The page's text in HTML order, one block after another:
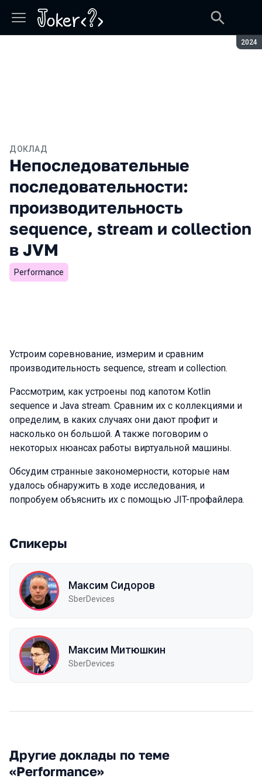
2024
ДОКЛАД
Непоследовательные
последовательности:
производительность
sequence, stream и collection
в JVM
Performance
Устроим соревнование, измерим и сравним
производительность sequence, stream и collection.
Рассмотрим, как устроены под капотом Kotlin
sequence и Java stream. Сравним их с коллекциями и
определим, в каких случаях они дают профит и
насколько он большой. А также поговорим о
некоторых нюансах работы виртуальной машины.
Обсудим странные закономерности, которые нам
удалось обнаружить в ходе исследования, и
попробуем объяснить их с помощью JIT-профайлера.
Спикеры
Максим Сидоров
SberDevices
Максим Митюшкин
SberDevices
Другие доклады по теме
«Performance»